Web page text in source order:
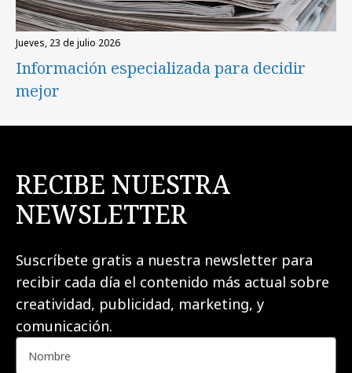
jueves, 23 de julio 2026
Información especializada para decidir
mejor
RECIBE NUESTRA
NEWSLETTER
Suscríbete gratis a nuestra newsletter para
recibir cada día el contenido más actual sobre
creatividad, publicidad, marketing, y
comunicación.